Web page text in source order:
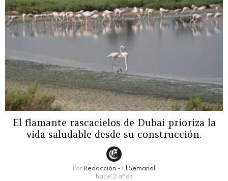
El flamante rascacielos de Dubai prioriza la
vida saludable desde su construcción.
Por Redacción - El Semanal
hace 2 años